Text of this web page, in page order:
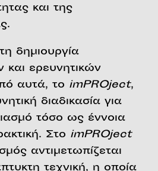
και της
δημιουργία
και ερευνητικών
αυτά, το imPROject,
διαδικασία για
τόσο ως έννοια
Στο imPROject
αντιμετωπίζεται